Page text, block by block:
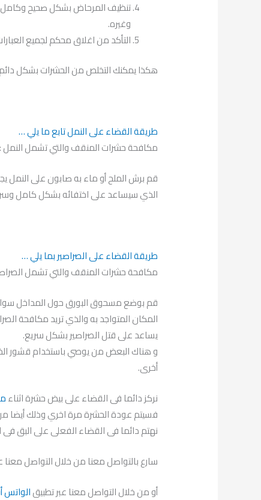
تنظيف المرحاض بشكل صحيح وكامل
وغيره.
التأكد من اغلاق محكم لجميع
هكذا يمكنك التخلص من الحشرات بشكل
طريقة القضاء على النمل تابع ما يلي …
مكافحة حشرات المنقف والتي تشمل النمل :
قم برش الملح أو ماء به صابون على النمل
الذي سيساعد على اختفائه بشكل كامل
طريقة القضاء على الصراصير بما يلي …
مكافحة حشرات المنقف والتي تشمل
قم بوضع مسحوق البورق حول المداخل
المكان المتواجد به والذي تريد مكافحة
يساعد على قتل الصراصير بشكل سريع.
و هناك البعض من يوصي باستخدام قشور
أخرى.
نركز دائما فى القضاء على بيض حشرة اثناء
فسيتم عودة الحشرة مرة اخري وذلك
نهتم دائما فى القضاء الفعلى على البق
سارع بالتواصل معنا من خلال التواصل معنا عبر الرقم
أو من خلال التواصل معنا عبر تطبيقالواتس